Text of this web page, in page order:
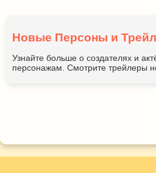
Новые Персоны и
Узнайте больше о создателях и
персонажам. Смотрите трейлеры